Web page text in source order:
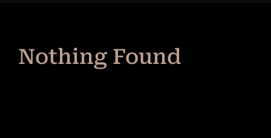
Nothing Found